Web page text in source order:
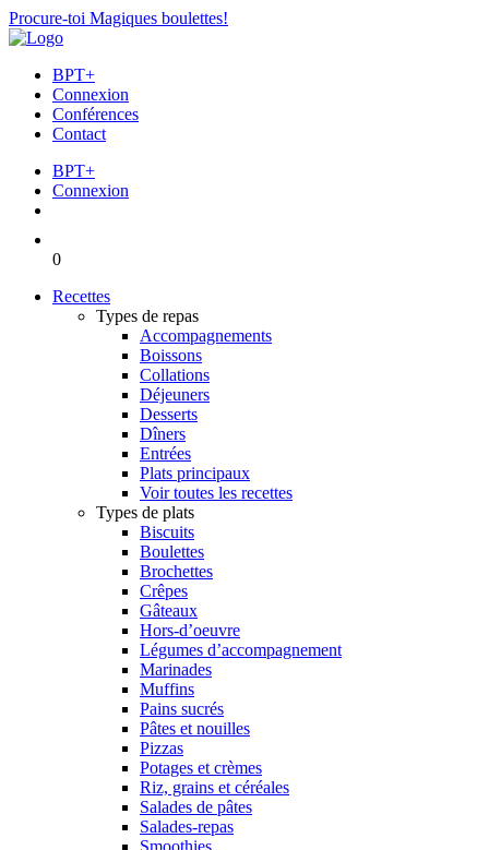
Procure-toi Magiques boulettes!
BPT+
Connexion
Conférences
Contact
BPT+
Connexion
0
Recettes
Types de repas
Accompagnements
Boissons
Collations
Déjeuners
Desserts
Dîners
Entrées
Plats principaux
Voir toutes les recettes
Types de plats
Biscuits
Boulettes
Brochettes
Crêpes
Gâteaux
Hors-d’oeuvre
Légumes d’accompagnement
Marinades
Muffins
Pains sucrés
Pâtes et nouilles
Pizzas
Potages et crèmes
Riz, grains et céréales
Salades de pâtes
Salades-repas
Smoothies